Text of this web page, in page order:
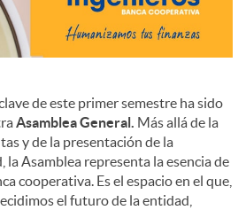
de este primer semestre ha sido
Asamblea General. Más allá de la
y de la presentación de la
la Asamblea representa la esencia de
cooperativa. Es el espacio en el que,
el futuro de la entidad,